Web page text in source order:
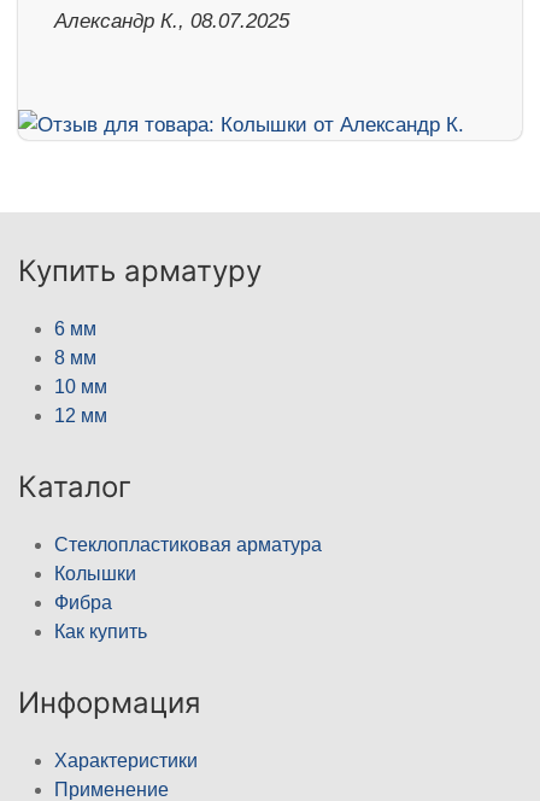
Александр К., 08.07.2025
Купить арматуру
6 мм
8 мм
10 мм
12 мм
Каталог
Стеклопластиковая арматура
Колышки
Фибра
Как купить
Информация
Характеристики
Применение